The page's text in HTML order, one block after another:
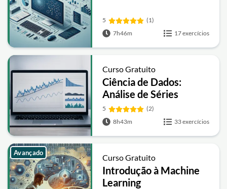
5
(1)
7h46m
17 exercícios
Curso Gratuito
Ciência de Dados:
Análise de Séries
Temporais: Conceitos
Básicos
5
(2)
8h43m
33 exercícios
Curso Gratuito
Introdução à Machine
Learning
Avançado